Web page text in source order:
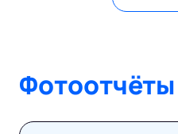
Фотоотчёты